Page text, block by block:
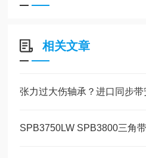
相关文章
SPB3750LW SPB3800三角